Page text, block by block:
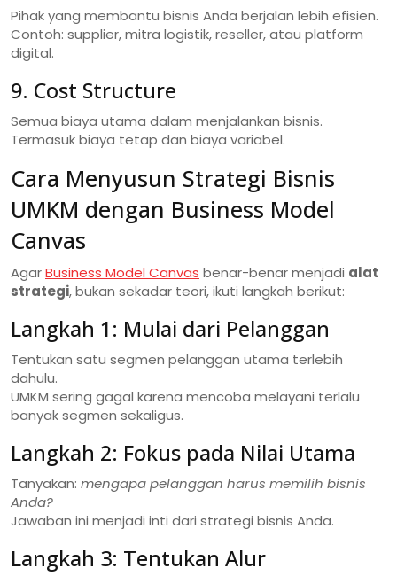
Pihak yang membantu bisnis Anda berjalan lebih efisien.
Contoh: supplier, mitra logistik, reseller, atau platform
digital.
9. Cost Structure
Semua biaya utama dalam menjalankan bisnis.
Termasuk biaya tetap dan biaya variabel.
Cara Menyusun Strategi Bisnis
UMKM dengan Business Model
Canvas
AgarBusiness Model Canvas benar-benar menjadi alat
strategi, bukan sekadar teori, ikuti langkah berikut:
Langkah 1: Mulai dari Pelanggan
Tentukan satu segmen pelanggan utama terlebih
dahulu.
UMKM sering gagal karena mencoba melayani terlalu
banyak segmen sekaligus.
Langkah 2: Fokus pada Nilai Utama
Tanyakan: mengapa pelanggan harus memilih bisnis
Anda?
Jawaban ini menjadi inti dari strategi bisnis Anda.
Langkah 3: Tentukan Alur